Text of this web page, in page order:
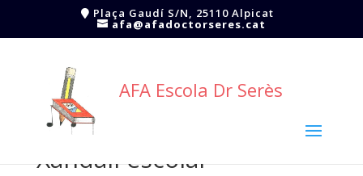
Plaça Gaudí S/N, 25110 Alpicat
afa@afadoctorseres.cat
AFA Escola Dr Serès
Xandall escolar